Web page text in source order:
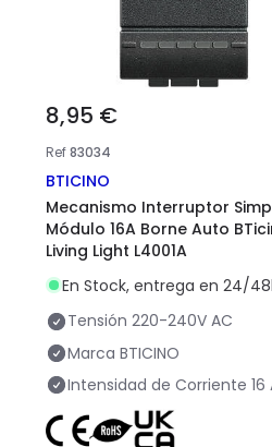
8,95 €
Ref83034
BTICINO
Mecanismo Interruptor
Módulo 16A Borne Auto
Living Light L4001A
En Stock, entrega en 24/
Tensión 220-240V AC
Marca BTICINO
Intensidad de Corriente 16